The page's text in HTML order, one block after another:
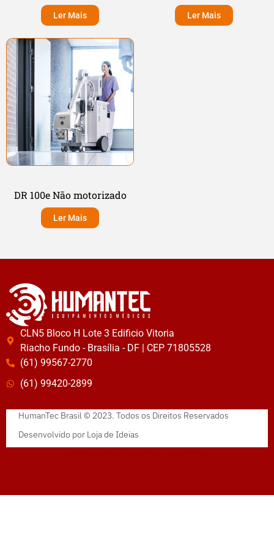
Ler Mais Ler Mais
DR 100e Não motorizado
Ler Mais
CLN5 Bloco H Lote 3 Edificio Vitoria
Riacho Fundo - Brasília - DF | CEP 71805528
(61) 99567-2770
(61) 99420-2899
HumanTec Brasil © 2023. Todos os Direitos Reservados
Desenvolvido por Loja de Ideias